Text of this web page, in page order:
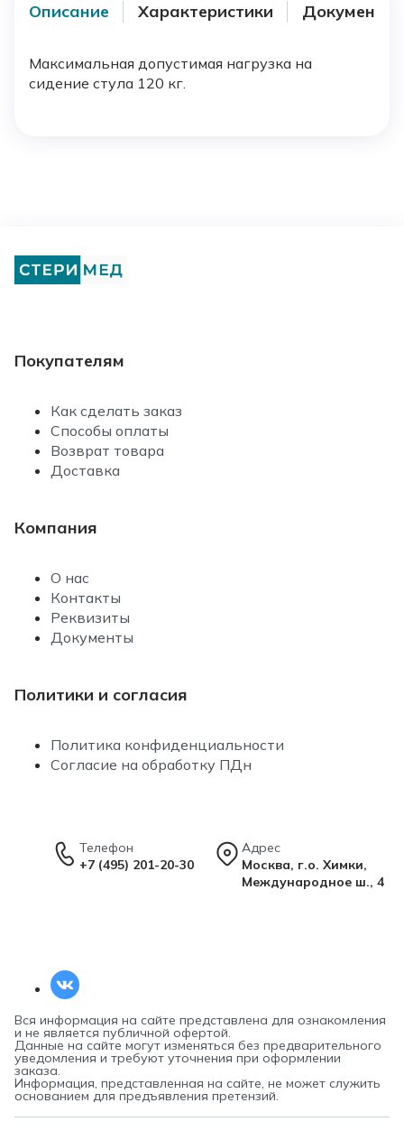
Описание Характеристики Документы
Максимальная допустимая нагрузка на
сидение стула 120 кг.
Покупателям
Как сделать заказ
Способы оплаты
Возврат товара
Доставка
Компания
О нас
Контакты
Реквизиты
Документы
Политики и согласия
Политика конфиденциальности
Согласие на обработку ПДн
Телефон
+7 (495) 201-20-30
Адрес
Москва, г.о. Химки,
Международное ш., 4
Вся информация на сайте представлена для ознакомления
и не является публичной офертой.
Данные на сайте могут изменяться без предварительного
уведомления и требуют уточнения при оформлении
заказа.
Информация, представленная на сайте, не может служить
основанием для предъявления претензий.